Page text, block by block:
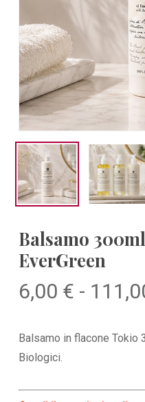
Balsamo
EverGreen
6,00 € -
Balsamo in flacone Tokio
Biologici.